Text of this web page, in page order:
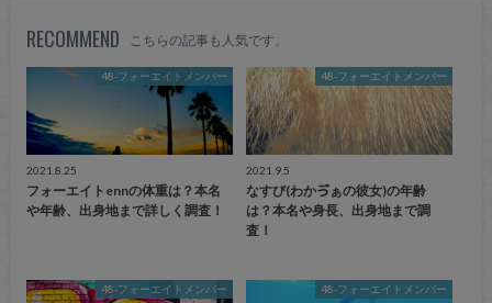
RECOMMEND こちらの記事も人気です。
48-フォーエイトメンバー
2021.8.25
フォーエイトennの体重は？本名
や年齢、出身地まで詳しく調査！
48-フォーエイトメンバー
2021.9.5
なすび(わかゔぁの彼女)の年齢
は？本名や身長、出身地まで調
査！
48-フォーエイトメンバー 48-フォーエイトメンバー